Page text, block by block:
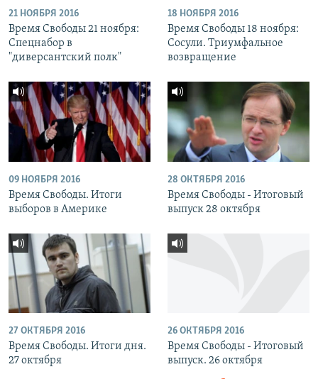
21 НОЯБРЯ 2016
Время Свободы 21 ноября:
Спецнабор в
"диверсантский полк"
18 НОЯБРЯ 2016
Время Свободы 18 ноября:
Сосули. Триумфальное
возвращение
09 НОЯБРЯ 2016
Время Свободы. Итоги
выборов в Америке
28 ОКТЯБРЯ 2016
Время Свободы - Итоговый
выпуск 28 октября
27 ОКТЯБРЯ 2016
Время Свободы. Итоги дня.
27 октября
26 ОКТЯБРЯ 2016
Время Свободы - Итоговый
выпуск. 26 октября